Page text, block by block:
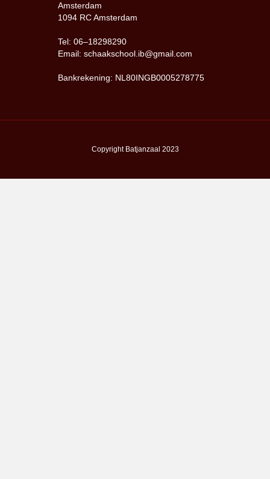
Amsterdam
1094 RC Amsterdam
Tel: 06–18298290
Email: schaakschool.ib@gmail.com
Bankrekening: NL80INGB0005278775
Copyright Batjanzaal 2023